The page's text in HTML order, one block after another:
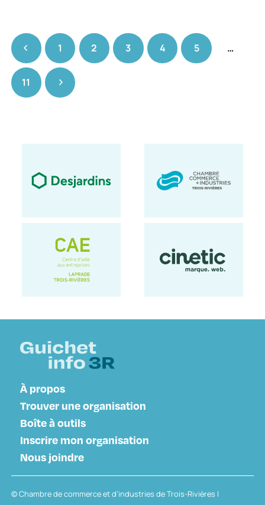
1 2 3 4 5 …
11
À propos
Trouver une organisation
Boîte à outils
Inscrire mon organisation
Nous joindre
© Chambre de commerce et d’industries de Trois-Rivières |